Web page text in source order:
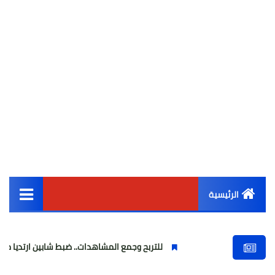
الرئيسية
أخبار مصر
للتربح وجمع المشاهدات.. ضبط شابين ارتديا ملابس نسائية